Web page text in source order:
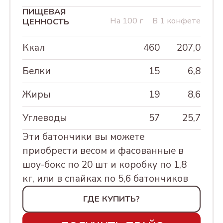
230Г
АССОРТИ КОНФЕТ
"КРЕМЛИНА ФРУКТЫ
ШОКОЛАДНЫЕ", 500г
АССОРТИ КОНФЕТ
"ФРУКТЫ И ОРЕХИ
КРЕМЛИНА
ШОКОЛАДНЫЕ", 500г
"КЭЖУАЛ САНКТ-
ПЕТЕРБУРГ" АССОРТИ,
230Г
"КЭЖУАЛ МОСКВА"
АССОРТИ, 230Г
"КЭЖУАЛ" АССОРТИ 8
ШКАТУЛКИ КРУГЛЫЕ
ШКАТУЛКИ ЛАКОВЫЕ
МАТРЕШКА
ДЕРЕВЯННАЯ
СУНДУЧОК
СУВЕНИРНЫЙ
ОЧЕЧНИКИ
СУХОФРУКТЫ, ЦУКАТЫ И
ОРЕХИ
МИНДАЛЬ
ЧЕРНОСЛИВ СУШЕНЫЙ
КУРАГА СУШЕНАЯ
ФИНИК СУШЕНЫЙ
ИНЖИР СУШЕНЫЙ
ИЗЮМ СУШЕНЫЙ
КУМКВАТ
ПЕРСИК СУШЕНЫЙ
К НОВОМУ ГОДУ
АССОРТИ
КРЕМЛИНА НОВЫЙ
ГОД, 500Г
АССОРТИ
КРЕМЛИНА ЁЛКА -
НОВЫЙ ГОД, 500Г
Кэжуал Ассорти
Новый год
НА 8 МАРТА
"КЭЖУАЛ" АССОРТИ
8 МАРТА, 230Г
8 марта туба курага
250г
ШКАТУЛКИ КРУГЛЫЕ
"КЭЖУАЛ" АССОРТИ
ПИЩЕВАЯ
ЦЕННОСТЬ
На 100 г В 1 конфете
Ккал 460
207,0
Белки
15
6,8
Жиры
19
8,6
Углеводы
57
25,7
Эти батончики вы можете
приобрести весом и фасованные в
шоу-бокс по 20 шт и коробку по 1,8
кг, или в спайках по 5,6 батончиков
ГДЕ КУПИТЬ?